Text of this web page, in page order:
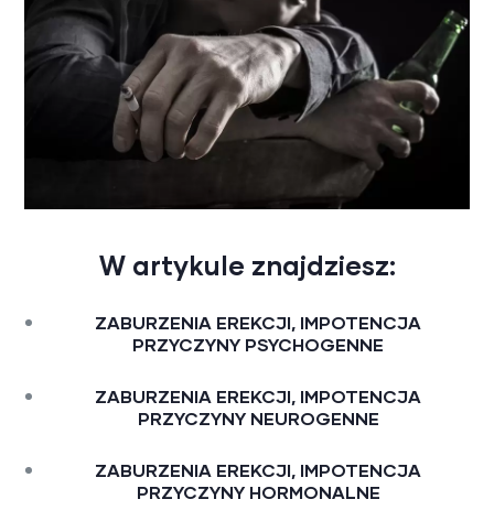
W artykule znajdziesz:
ZABURZENIA EREKCJI, IMPOTENCJA
PRZYCZYNY PSYCHOGENNE
ZABURZENIA EREKCJI, IMPOTENCJA
PRZYCZYNY NEUROGENNE
ZABURZENIA EREKCJI, IMPOTENCJA
PRZYCZYNY HORMONALNE